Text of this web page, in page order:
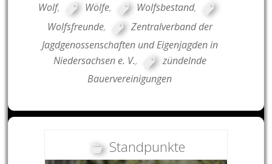
Wolf, Wölfe, Wolfsbestand,
Wolfsfreunde,
Zentralverband der
Jagdgenossenschaften und Eigenjagden in
Niedersachsen e. V.,
zündelnde
Bauervereinigungen
Standpunkte